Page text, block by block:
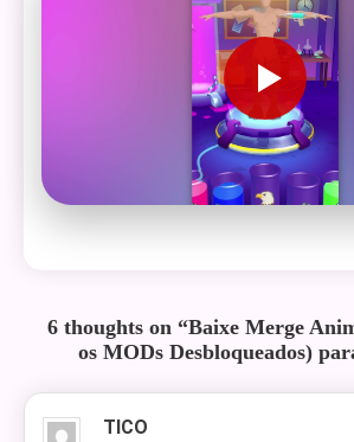
6 thoughts on “Baixe Merge
os MODs Desbloqueados)
TICO